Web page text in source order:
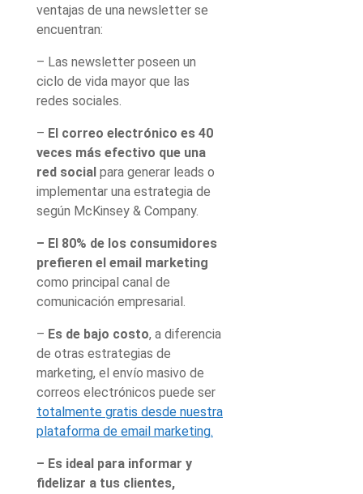
ventajas de una newsletter se
encuentran:
– Las newsletter poseen un
ciclo de vida mayor que las
redes sociales.
– El correo electrónico es 40
veces más efectivo que una
red social para generar leads o
implementar una estrategia de
según McKinsey & Company.
– El 80% de los consumidores
prefieren el email marketing
como principal canal de
comunicación empresarial.
– Es de bajo costo, a diferencia
de otras estrategias de
marketing, el envío masivo de
correos electrónicos puede ser
totalmente gratis desde nuestra
plataforma de email marketing.
– Es ideal para informar y
fidelizar a tus clientes,